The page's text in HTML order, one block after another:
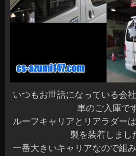
いつもお世話になっている会
車のご入庫で
ルーフキャリアとリアラダー
製を装着しまし
一番大きいキャリアなので組